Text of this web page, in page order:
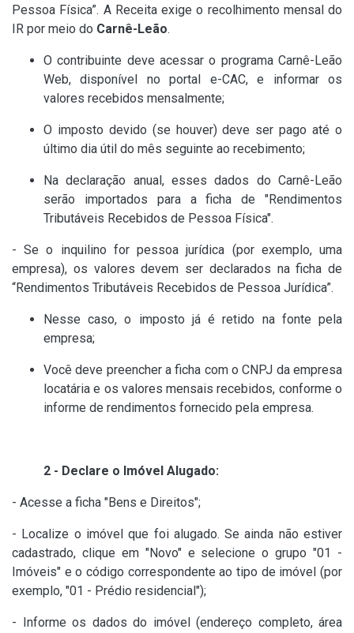
Pessoa Física”. A Receita exige o recolhimento mensal do
IR por meio do Carnê-Leão.
O contribuinte deve acessar o programa Carnê-Leão
Web, disponível no portal e-CAC, e informar os
valores recebidos mensalmente;
O imposto devido (se houver) deve ser pago até o
último dia útil do mês seguinte ao recebimento;
Na declaração anual, esses dados do Carnê-Leão
serão importados para a ficha de "Rendimentos
Tributáveis Recebidos de Pessoa Física".
- Se o inquilino for pessoa jurídica (por exemplo, uma
empresa), os valores devem ser declarados na ficha de
“Rendimentos Tributáveis Recebidos de Pessoa Jurídica”.
Nesse caso, o imposto já é retido na fonte pela
empresa;
Você deve preencher a ficha com o CNPJ da empresa
locatária e os valores mensais recebidos, conforme o
informe de rendimentos fornecido pela empresa.
2 - Declare o Imóvel Alugado:
- Acesse a ficha "Bens e Direitos";
- Localize o imóvel que foi alugado. Se ainda não estiver
cadastrado, clique em "Novo" e selecione o grupo "01 -
Imóveis" e o código correspondente ao tipo de imóvel (por
exemplo, "01 - Prédio residencial");
- Informe os dados do imóvel (endereço completo, área